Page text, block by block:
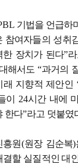
기법을 언급하
참여자들의 성취
한 장치가 된다”
해서도“과거의
래 지향적 제안인 ‘
이 24시간 내에
한다”라고 덧붙였
흥원(원장 김순복)
할 실질적인 대